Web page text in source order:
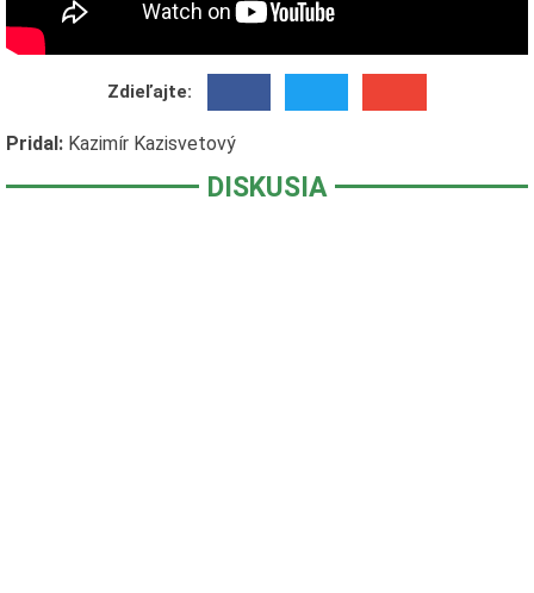
Zdieľajte:
Pridal: Kazimír Kazisvetový
DISKUSIA